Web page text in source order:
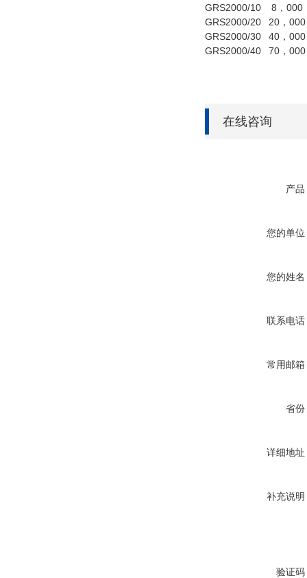
GRS2000/10 8 ， 000
GRS2000/20
20， 000
GRS2000/30
40， 000
GRS2000/40
70， 000
在线咨询
产品
您的单位
您的姓名
联系电话
常用邮箱
省份
详细地址
补充说明
验证码